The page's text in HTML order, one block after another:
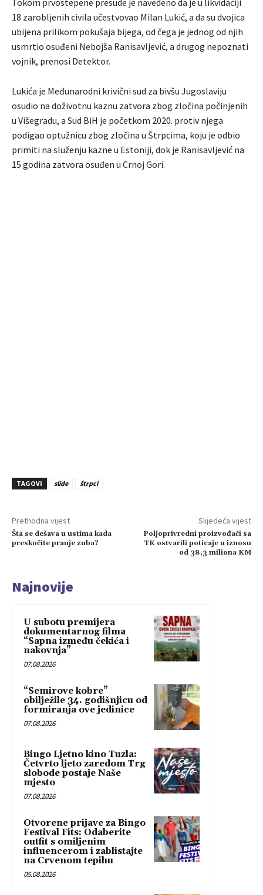
Tokom prvostepene presude je navedeno da je u likvidaciji
18 zarobljenih civila učestvovao Milan Lukić, a da su dvojica
ubijena prilikom pokušaja bijega, od čega je jednog od njih
usmrtio osuđeni Nebojša Ranisavljević, a drugog nepoznati
vojnik, prenosi Detektor.
Lukića je Međunarodni krivični sud za bivšu Jugoslaviju
osudio na doživotnu kaznu zatvora zbog zločina počinjenih
u Višegradu, a Sud BiH je početkom 2020. protiv njega
podigao optužnicu zbog zločina u Štrpcima, koju je odbio
primiti na služenju kazne u Estoniji, dok je Ranisavljević na
15 godina zatvora osuđen u Crnoj Gori.
TAGOVI slide štrpci
Prethodna vijest
Šta se dešava u ustima kada
preskočite pranje zuba?
Slijedeća vijest
Poljoprivredni proizvođači sa
TK ostvarili poticaje u iznosu
od 38,3 miliona KM
Najnovije
U subotu premijera
dokumentarnog filma
“Sapna između čekića i
nakovnja”
07.08.2026
“Semirove kobre”
obilježile 34. godišnjicu od
formiranja ove jedinice
07.08.2026
Bingo Ljetno kino Tuzla:
Četvrto ljeto zaredom Trg
slobode postaje Naše
mjesto
07.08.2026
Otvorene prijave za Bingo
Festival Fits: Odaberite
outfit s omiljenim
influencerom i zablistajte
na Crvenom tepihu
05.08.2026